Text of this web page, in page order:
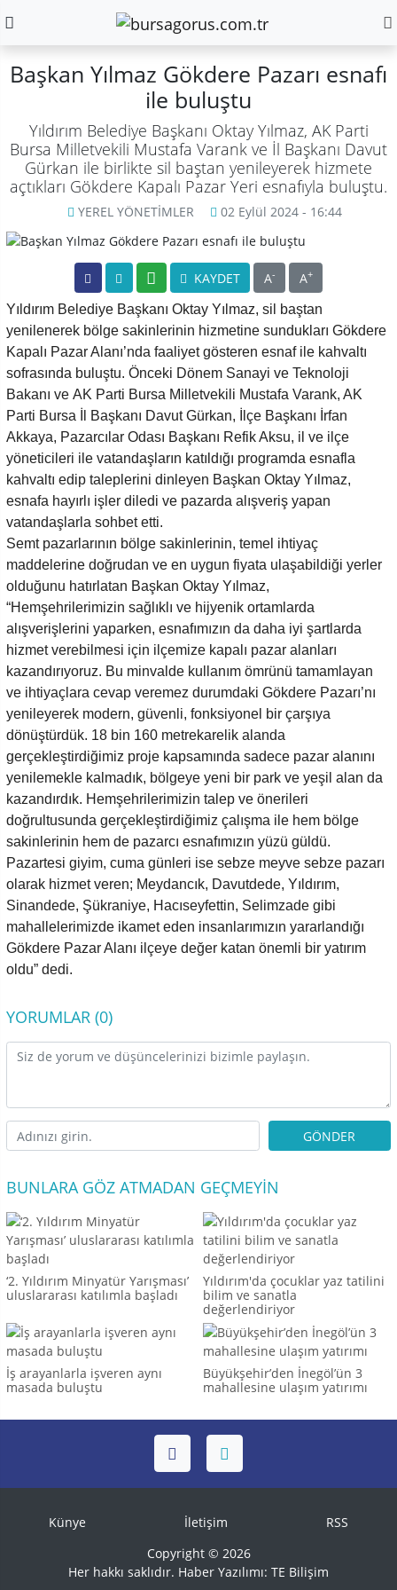
Başkan Yılmaz Gökdere Pazarı esnafı
ile buluştu
Yıldırım Belediye Başkanı Oktay Yılmaz, AK Parti
Bursa Milletvekili Mustafa Varank ve İl Başkanı Davut
Gürkan ile birlikte sil baştan yenileyerek hizmete
açtıkları Gökdere Kapalı Pazar Yeri esnafıyla buluştu.
YEREL YÖNETİMLER 02 Eylül 2024 - 16:44
KAYDET A- A+
Yıldırım Belediye Başkanı Oktay Yılmaz, sil baştan
yenilenerek bölge sakinlerinin hizmetine sundukları Gökdere
Kapalı Pazar Alanı’nda faaliyet gösteren esnaf ile kahvaltı
sofrasında buluştu. Önceki Dönem Sanayi ve Teknoloji
Bakanı ve AK Parti Bursa Milletvekili Mustafa Varank, AK
Parti Bursa İl Başkanı Davut Gürkan, İlçe Başkanı İrfan
Akkaya, Pazarcılar Odası Başkanı Refik Aksu, il ve ilçe
yöneticileri ile vatandaşların katıldığı programda esnafla
kahvaltı edip taleplerini dinleyen Başkan Oktay Yılmaz,
esnafa hayırlı işler diledi ve pazarda alışveriş yapan
vatandaşlarla sohbet etti.
Semt pazarlarının bölge sakinlerinin, temel ihtiyaç
maddelerine doğrudan ve en uygun fiyata ulaşabildiği yerler
olduğunu hatırlatan Başkan Oktay Yılmaz,
“Hemşehrilerimizin sağlıklı ve hijyenik ortamlarda
alışverişlerini yaparken, esnafımızın da daha iyi şartlarda
hizmet verebilmesi için ilçemize kapalı pazar alanları
kazandırıyoruz. Bu minvalde kullanım ömrünü tamamlayan
ve ihtiyaçlara cevap veremez durumdaki Gökdere Pazarı’nı
yenileyerek modern, güvenli, fonksiyonel bir çarşıya
dönüştürdük. 18 bin 160 metrekarelik alanda
gerçekleştirdiğimiz proje kapsamında sadece pazar alanını
yenilemekle kalmadık, bölgeye yeni bir park ve yeşil alan da
kazandırdık. Hemşehrilerimizin talep ve önerileri
doğrultusunda gerçekleştirdiğimiz çalışma ile hem bölge
sakinlerinin hem de pazarcı esnafımızın yüzü güldü.
Pazartesi giyim, cuma günleri ise sebze meyve sebze pazarı
olarak hizmet veren; Meydancık, Davutdede, Yıldırım,
Sinandede, Şükraniye, Hacıseyfettin, Selimzade gibi
mahallelerimizde ikamet eden insanlarımızın yararlandığı
Gökdere Pazar Alanı ilçeye değer katan önemli bir yatırım
oldu” dedi.
YORUMLAR (0)
GÖNDER
BUNLARA GÖZ ATMADAN GEÇMEYIN
‘2. Yıldırım Minyatür Yarışması’
uluslararası katılımla başladı
Yıldırım'da çocuklar yaz tatilini
bilim ve sanatla
değerlendiriyor
İş arayanlarla işveren aynı
masada buluştu
Büyükşehir’den İnegöl’ün 3
mahallesine ulaşım yatırımı
Künye İletişim
RSS
Copyright © 2026
Her hakkı saklıdır. Haber Yazılımı: TE Bilişim